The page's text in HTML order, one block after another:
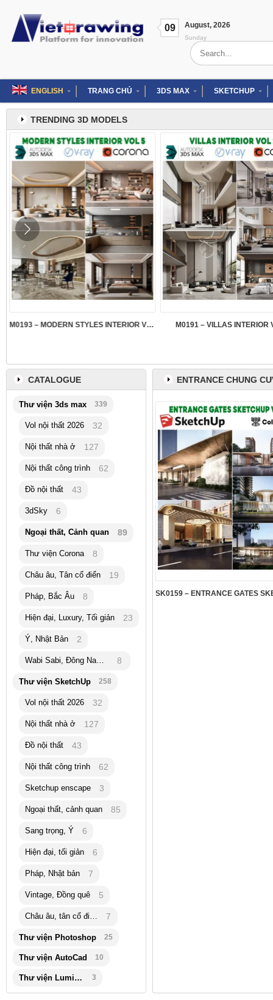
content
09 August, 2026
Sunday
Search
for:
ENGLISH TRANG CHỦ 3DS MAX SKETCHUP
TRENDING 3D MODELS
M0193 – MODERN STYLES INTERIOR VOL.5 M0191 – VILLAS INTERIOR
ENTRANCE CHUNG
CATALOGUE
Thư viện 3ds max 339
Vol nội thất 2026 32
Nội thất nhà ở 127
Nội thất công trình 62
Đồ nội thất 43
3dSky 6
Ngoại thất, Cảnh quan 89
Thư viện Corona 8
Châu âu, Tân cổ điển 19
Pháp, Bắc Âu 8
Hiện đại, Luxury, Tối giản 23
Ý, Nhật Bản 2
Wabi Sabi, Đông Nam Á 8
Thư viện SketchUp 258
Vol nội thất 2026 32
Nội thất nhà ở 127
Đồ nội thất 43
Nội thất công trình 62
Sketchup enscape 3
Ngoại thất, cảnh quan 85
Sang trọng, Ý 6
Hiện đại, tối giản 6
Pháp, Nhật bản 7
Vintage, Đồng quê 5
Châu âu, tân cổ điển 7
Thư viện Photoshop 25
Thư viện AutoCad 10
Thư viện Lumion 3